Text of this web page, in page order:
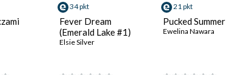
34 pkt
Fever Dream
(Emerald Lake #1)
Elsie Silver
21 pkt
Pucked Summer
Ewelina Nawara